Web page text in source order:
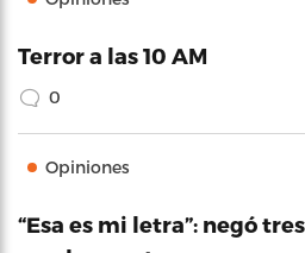
Terror a las 10 AM
0
Opiniones
“Esa es mi letra”: negó